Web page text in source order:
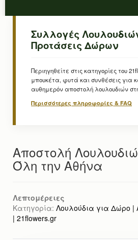
Συλλογές
Προτάσεις Δώρων
Περιηγηθείτε στις κατηγορίες του
μπουκέτα, φυτά και συνθέσεις για
αυθημερόν αποστολή λουλουδιών
Περισσότερες πληροφορίες & FAQ
Αποστολή
Όλη την Αθήνα
Λεπτομέρειες
Κατηγορία: Λουλούδια για Δώρο |
| 21flowers.gr